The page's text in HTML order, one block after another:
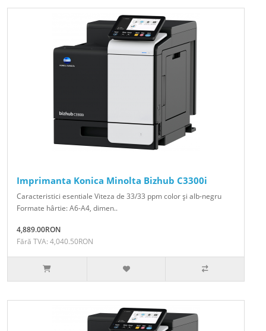
Imprimanta Konica Minolta Bizhub C3300i
Caracteristici esentiale Viteza de 33/33 ppm color şi alb-negru
Formate hârtie: A6-A4, dimen..
4,889.00RON
Fără TVA: 4,040.50RON